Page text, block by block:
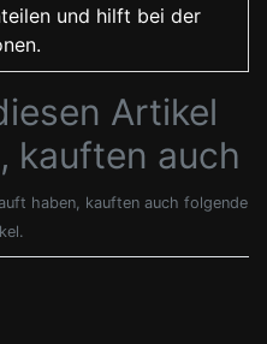
und hilft bei der
Artikel
kauften auch
haben, kauften auch folgende